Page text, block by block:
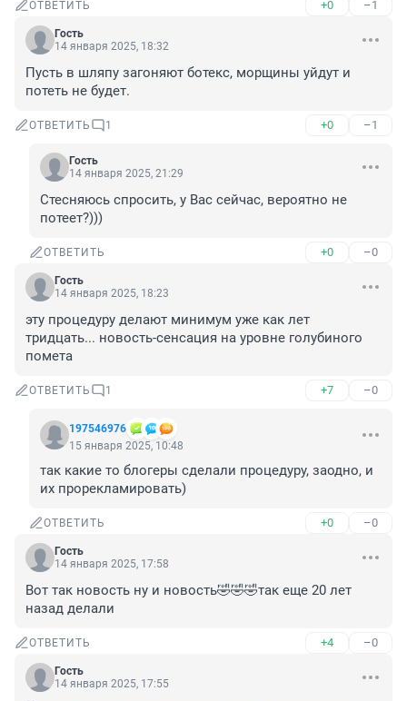
ОТВЕТИТЬ +0 –1
Гость
14 января 2025, 18:32
Пусть в шляпу загоняют ботекс, морщины уйдут и
потеть не будет.
ОТВЕТИТЬ 1 +0 –1
Гость
14 января 2025, 21:29
Стесняюсь спросить, у Вас сейчас, вероятно не
потеет?)))
ОТВЕТИТЬ +0 –0
Гость
14 января 2025, 18:23
эту процедуру делают минимум уже как лет
тридцать... новость-сенсация на уровне голубиного
помета
ОТВЕТИТЬ 1 +7 –0
197546976
15 января 2025, 10:48
так какие то блогеры сделали процедуру, заодно, и
их прорекламировать)
ОТВЕТИТЬ +0 –0
Гость
14 января 2025, 17:58
Вот так новость ну и новость🤣🤣🤣так еще 20 лет
назад делали
ОТВЕТИТЬ +4 –0
Гость
14 января 2025, 17:55